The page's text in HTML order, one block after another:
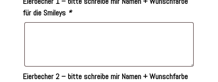
für die Smileys *
Eierbecher 2 – bitte schreibe mir Namen + Wunschfarbe